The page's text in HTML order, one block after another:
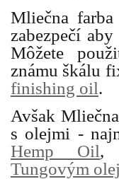
Mliečna farba
zabezpečí
Môžete
známu škálu
finishing oil.
Avšak
s olejmi -
Hemp Oil,
Tungovým